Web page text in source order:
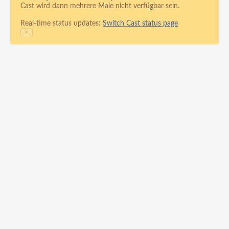
Cast wird dann mehrere Male nicht verfügbar sein.
Real-time status updates: Switch Cast status page
×